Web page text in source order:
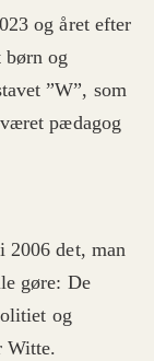
og året efter
børn og
”W”, som
pædagog
2006 det, man
gøre: De
og
Witte.